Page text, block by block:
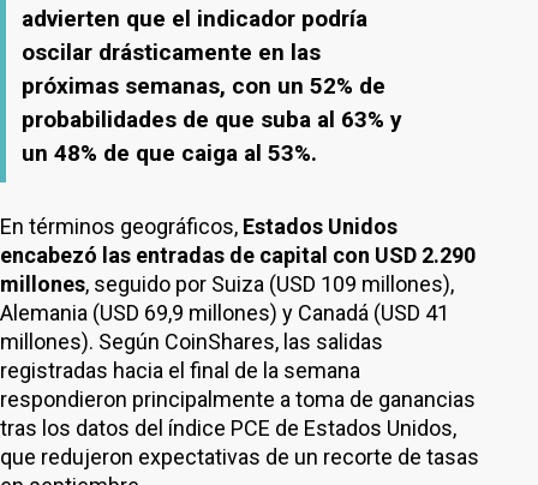
advierten que el indicador podría
oscilar drásticamente en las
próximas semanas, con un 52% de
probabilidades de que suba al 63% y
un 48% de que caiga al 53%.
En términos geográficos, Estados Unidos
encabezó las entradas de capital con USD 2.290
millones, seguido por Suiza (USD 109 millones),
Alemania (USD 69,9 millones) y Canadá (USD 41
millones). Según CoinShares, las salidas
registradas hacia el final de la semana
respondieron principalmente a toma de ganancias
tras los datos del índice PCE de Estados Unidos,
que redujeron expectativas de un recorte de tasas